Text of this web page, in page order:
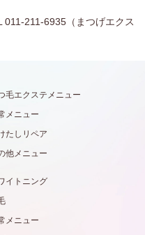
211-6935（まつげエクス
毛エクステメニュー
メニュー
たしリペア
他メニュー
イトニング
メニュー